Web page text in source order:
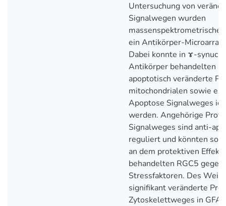
Untersuchung von
Signalwegen wurden
massenspektrometrische
ein Antikörper-Microarray
Dabei konnte in ɤ-
Antikörper behandelten
apoptotisch veränderte
mitochondrialen sowie
Apoptose Signalweges
werden. Angehörige
Signalweges sind anti-
reguliert und könnten
an dem protektiven
behandelten RGC5
Stressfaktoren. Des
signifikant veränderte
Zytoskelettweges in